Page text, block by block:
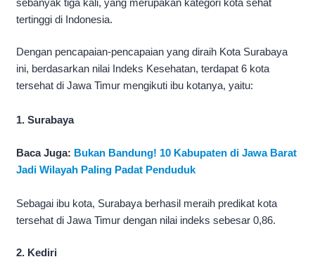
tertinggi di Indonesia.
Dengan pencapaian-pencapaian yang diraih Kota Surabaya
ini, berdasarkan nilai Indeks Kesehatan, terdapat 6 kota
tersehat di Jawa Timur mengikuti ibu kotanya, yaitu:
1. Surabaya
Baca Juga: Bukan Bandung! 10 Kabupaten di Jawa Barat
Jadi Wilayah Paling Padat Penduduk
Sebagai ibu kota, Surabaya berhasil meraih predikat kota
tersehat di Jawa Timur dengan nilai indeks sebesar 0,86.
2. Kediri